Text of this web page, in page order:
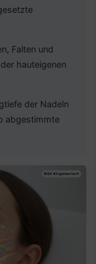
Falten und
hauteigenen
der Nadeln
abgestimmte